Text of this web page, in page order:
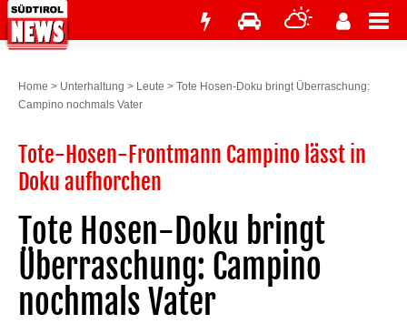
Home > Unterhaltung > Leute > Tote Hosen-Doku bringt Überraschung:
Campino nochmals Vater
Tote-Hosen-Frontmann Campino lässt in
Doku aufhorchen
Tote Hosen-Doku bringt
Überraschung: Campino
nochmals Vater